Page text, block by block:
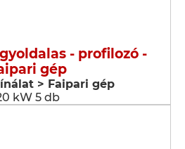
- profilozó -
gép
> Faipari gép
kW 5 db